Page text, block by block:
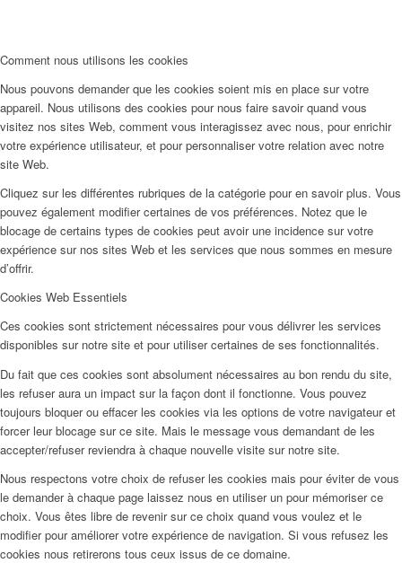
Influenceurs x CM
Influenceurs Agence
Marketing de performance
Gestion des influenceurs
Candidater
Devenir mannequin 2026
Devenir mannequin 2026
Comment nous utilisons les cookies
Nous pouvons demander que les cookies soient mis en place sur votre
appareil. Nous utilisons des cookies pour nous faire savoir quand vous
visitez nos sites Web, comment vous interagissez avec nous, pour enrichir
votre expérience utilisateur, et pour personnaliser votre relation avec notre
site Web.
Cliquez sur les différentes rubriques de la catégorie pour en savoir plus. Vous
pouvez également modifier certaines de vos préférences. Notez que le
blocage de certains types de cookies peut avoir une incidence sur votre
expérience sur nos sites Web et les services que nous sommes en mesure
d’offrir.
Cookies Web Essentiels
Ces cookies sont strictement nécessaires pour vous délivrer les services
disponibles sur notre site et pour utiliser certaines de ses fonctionnalités.
Du fait que ces cookies sont absolument nécessaires au bon rendu du site,
les refuser aura un impact sur la façon dont il fonctionne. Vous pouvez
toujours bloquer ou effacer les cookies via les options de votre navigateur et
forcer leur blocage sur ce site. Mais le message vous demandant de les
accepter/refuser reviendra à chaque nouvelle visite sur notre site.
Nous respectons votre choix de refuser les cookies mais pour éviter de vous
le demander à chaque page laissez nous en utiliser un pour mémoriser ce
choix. Vous êtes libre de revenir sur ce choix quand vous voulez et le
modifier pour améliorer votre expérience de navigation. Si vous refusez les
cookies nous retirerons tous ceux issus de ce domaine.